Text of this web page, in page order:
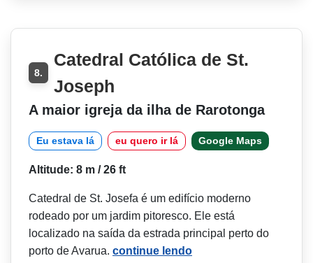
8.
Catedral Católica de St.
Joseph
A maior igreja da ilha de Rarotonga
Eu estava lá eu quero ir lá Google Maps
Altitude: 8 m / 26 ft
Catedral de St. Josefa é um edifício moderno
rodeado por um jardim pitoresco. Ele está
localizado na saída da estrada principal perto do
porto de Avarua. continue lendo